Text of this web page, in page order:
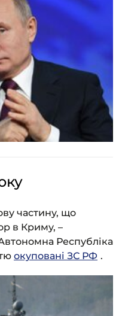
частину, що
в Криму, –
Республіка
окуповані ЗС РФ .